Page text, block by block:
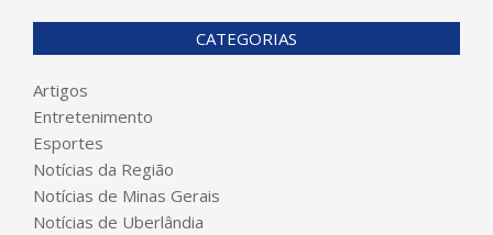
CATEGORIAS
Artigos
Entretenimento
Esportes
Notícias da Região
Notícias de Minas Gerais
Notícias de Uberlândia